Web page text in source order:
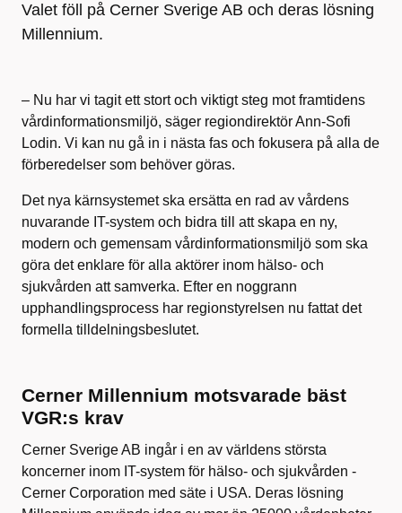
Valet föll på Cerner Sverige AB och deras lösning
Millennium.
– Nu har vi tagit ett stort och viktigt steg mot framtidens
vårdinformationsmiljö, säger regiondirektör Ann-Sofi
Lodin. Vi kan nu gå in i nästa fas och fokusera på alla de
förberedelser som behöver göras.
Det nya kärnsystemet ska ersätta en rad av vårdens
nuvarande IT-system och bidra till att skapa en ny,
modern och gemensam vårdinformationsmiljö som ska
göra det enklare för alla aktörer inom hälso- och
sjukvården att samverka. Efter en noggrann
upphandlingsprocess har regionstyrelsen nu fattat det
formella tilldelningsbeslutet.
Cerner Millennium motsvarade bäst
VGR:s krav
Cerner Sverige AB ingår i en av världens största
koncerner inom IT-system för hälso- och sjukvården -
Cerner Corporation med säte i USA. Deras lösning